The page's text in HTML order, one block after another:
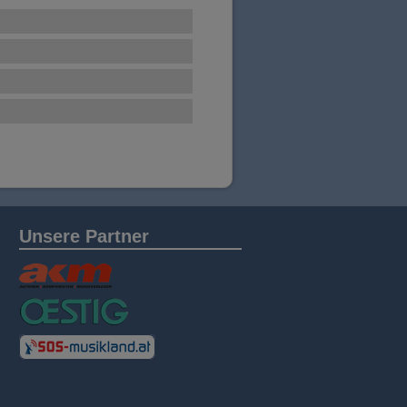
Unsere Partner